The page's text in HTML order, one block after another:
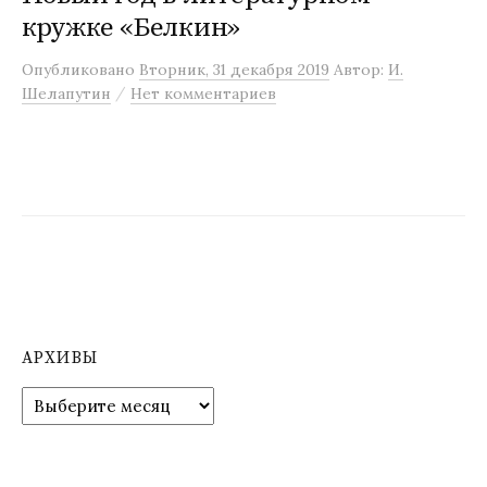
м
кружке «Белкин»
Опубликовано Вторник, 31 декабря 2019 Автор: И.
Шелапутин / Нет комментариев
АРХИВЫ
р